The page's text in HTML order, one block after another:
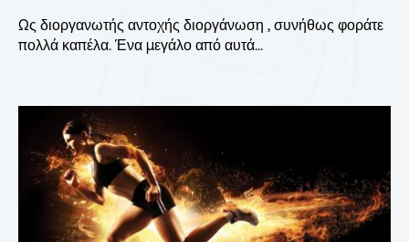
Ως διοργανωτής αντοχής διοργάνωση , συνήθως φοράτε
πολλά καπέλα. Ένα μεγάλο από αυτά...